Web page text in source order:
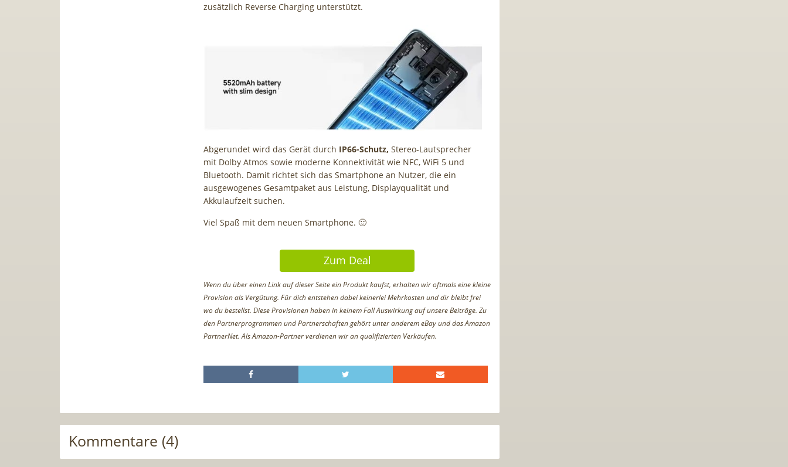
zusätzlich Reverse Charging unterstützt.
Abgerundet wird das Gerät durch IP66-Schutz, Stereo-Lautsprecher
mit Dolby Atmos sowie moderne Konnektivität wie NFC, WiFi 5 und
Bluetooth. Damit richtet sich das Smartphone an Nutzer, die ein
ausgewogenes Gesamtpaket aus Leistung, Displayqualität und
Akkulaufzeit suchen.
Viel Spaß mit dem neuen Smartphone. 🙂
Zum Deal
Wenn du über einen Link auf dieser Seite ein Produkt kaufst, erhalten wir oftmals eine kleine
Provision als Vergütung. Für dich entstehen dabei keinerlei Mehrkosten und dir bleibt frei
wo du bestellst. Diese Provisionen haben in keinem Fall Auswirkung auf unsere Beiträge. Zu
den Partnerprogrammen und Partnerschaften gehört unter anderem eBay und das Amazon
PartnerNet. Als Amazon-Partner verdienen wir an qualifizierten Verkäufen.
Kommentare (4)